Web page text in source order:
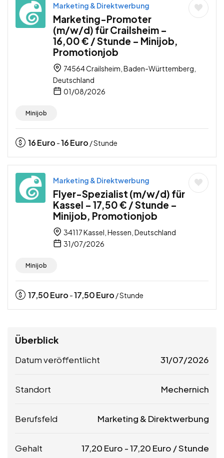
Marketing & Direktwerbung
Marketing-Promoter
(m/w/d) für Crailsheim –
16,00 € / Stunde – Minijob,
Promotionjob
74564 Crailsheim, Baden-Württemberg,
Deutschland
01/08/2026
Minijob
16Euro -16Euro / Stunde
Marketing & Direktwerbung
Flyer-Spezialist (m/w/d) für
Kassel – 17,50 € / Stunde –
Minijob, Promotionjob
34117 Kassel, Hessen, Deutschland
31/07/2026
Minijob
17,50Euro -17,50Euro / Stunde
Überblick
Datum veröffentlicht 31/07/2026
Standort Mechernich
Berufsfeld Marketing & Direktwerbung
Gehalt 17,20 Euro -17,20 Euro / Stunde